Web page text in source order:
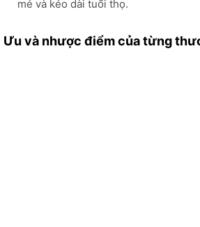
mẻ và kéo dài tuổi thọ.
Ưu và nhược điểm của từng